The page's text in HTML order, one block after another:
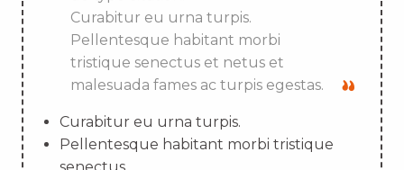
Curabitur eu urna turpis.
Pellentesque habitant morbi
tristique senectus et netus et
malesuada fames ac turpis egestas.
Curabitur eu urna turpis.
Pellentesque habitant morbi tristique